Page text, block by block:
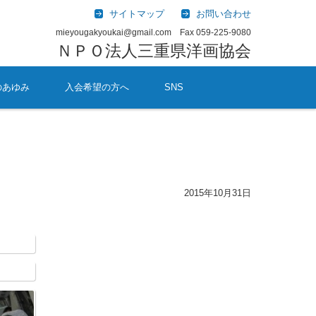
サイトマップ お問い合わせ
mieyougakyoukai@gmail.com Fax 059-225-9080
ＮＰＯ法人三重県洋画協会
あゆみ 入会希望の方へ SNS
2015年10月31日